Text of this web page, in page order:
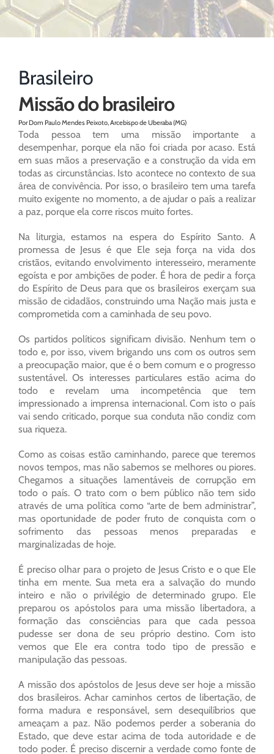
Brasileiro
Missão do brasileiro
Por Dom Paulo Mendes Peixoto, Arcebispo de Uberaba (MG)
Toda pessoa tem uma missão importante a
desempenhar, porque ela não foi criada por acaso. Está
em suas mãos a preservação e a construção da vida em
todas as circunstâncias. Isto acontece no contexto de sua
área de convivência. Por isso, o brasileiro tem uma tarefa
muito exigente no momento, a de ajudar o país a realizar
a paz, porque ela corre riscos muito fortes.
Na liturgia, estamos na espera do Espírito Santo. A
promessa de Jesus é que Ele seja força na vida dos
cristãos, evitando envolvimento interesseiro, meramente
egoísta e por ambições de poder. É hora de pedir a força
do Espírito de Deus para que os brasileiros exerçam sua
missão de cidadãos, construindo uma Nação mais justa e
comprometida com a caminhada de seu povo.
Os partidos políticos significam divisão. Nenhum tem o
todo e, por isso, vivem brigando uns com os outros sem
a preocupação maior, que é o bem comum e o progresso
sustentável. Os interesses particulares estão acima do
todo e revelam uma incompetência que tem
impressionado a imprensa internacional. Com isto o país
vai sendo criticado, porque sua conduta não condiz com
sua riqueza.
Como as coisas estão caminhando, parece que teremos
novos tempos, mas não sabemos se melhores ou piores.
Chegamos a situações lamentáveis de corrupção em
todo o país. O trato com o bem público não tem sido
através de uma política como “arte de bem administrar”,
mas oportunidade de poder fruto de conquista com o
sofrimento das pessoas menos preparadas e
marginalizadas de hoje.
É preciso olhar para o projeto de Jesus Cristo e o que Ele
tinha em mente. Sua meta era a salvação do mundo
inteiro e não o privilégio de determinado grupo. Ele
preparou os apóstolos para uma missão libertadora, a
formação das consciências para que cada pessoa
pudesse ser dona de seu próprio destino. Com isto
vemos que Ele era contra todo tipo de pressão e
manipulação das pessoas.
A missão dos apóstolos de Jesus deve ser hoje a missão
dos brasileiros. Achar caminhos certos de libertação, de
forma madura e responsável, sem desequilíbrios que
ameaçam a paz. Não podemos perder a soberania do
Estado, que deve estar acima de toda autoridade e de
todo poder. É preciso discernir a verdade como fonte de